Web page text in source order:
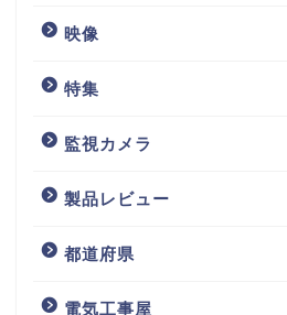
映像
特集
監視カメラ
製品レビュー
都道府県
電気工事屋